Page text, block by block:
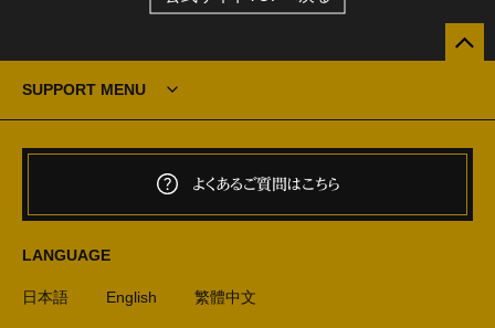
SUPPORT MENU
よくあるご質問はこちら
LANGUAGE
日本語 English 繁體中文